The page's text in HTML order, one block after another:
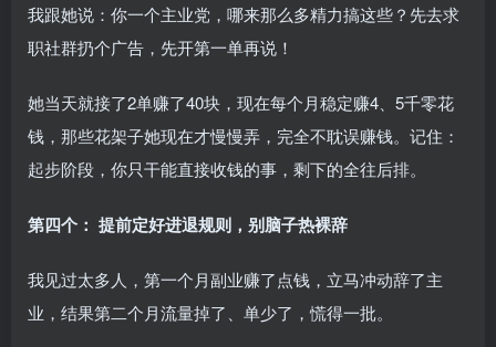
我跟她说：你一个主业党，哪来那么多精力搞这些？先去求
职社群扔个广告，先开第一单再说！
她当天就接了2单赚了40块，现在每个月稳定赚4、5千零花
钱，那些花架子她现在才慢慢弄，完全不耽误赚钱。记住：
起步阶段，你只干能直接收钱的事，剩下的全往后排。
第四个： 提前定好进退规则，别脑子热裸辞
我见过太多人，第一个月副业赚了点钱，立马冲动辞了主
业，结果第二个月流量掉了、单少了，慌得一批。